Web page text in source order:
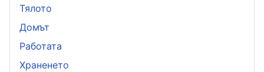
Тялото
Домът
Работата
Храненето